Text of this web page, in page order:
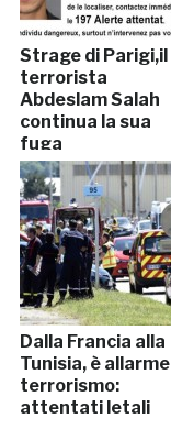
Strage di Parigi,il
terrorista
Abdeslam Salah
continua la sua
fuga
Dalla Francia alla
Tunisia, è allarme
terrorismo:
attentati letali